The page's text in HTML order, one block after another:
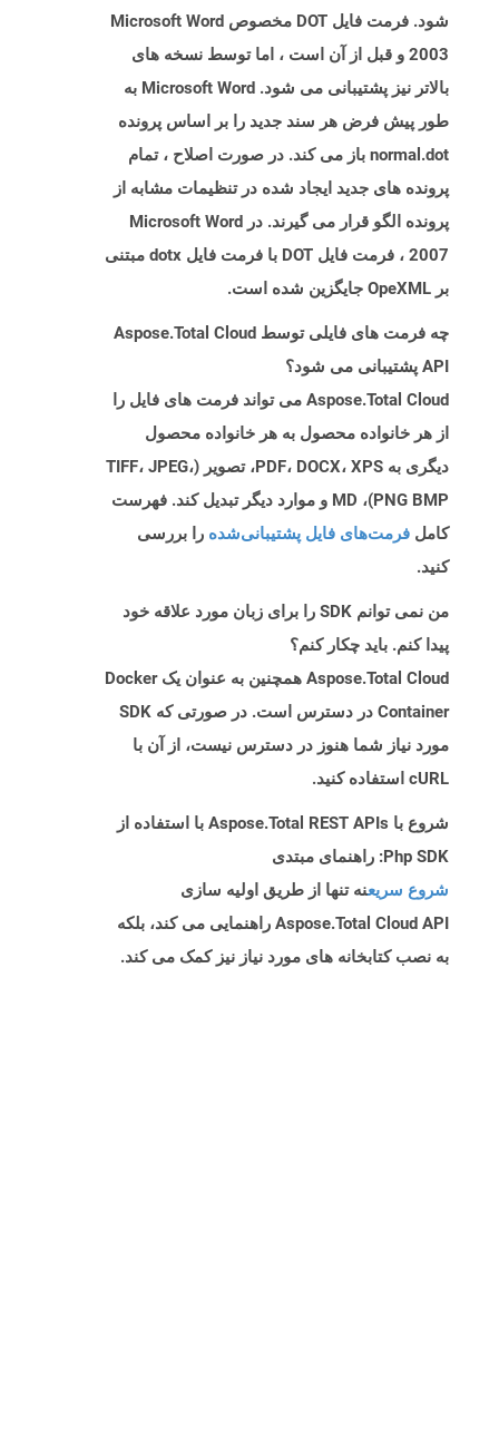
شود. فرمت فایل DOT مخصوص Microsoft Word
2003 و قبل از آن است ، اما توسط نسخه های
بالاتر نیز پشتیبانی می شود. Microsoft Word به
طور پیش فرض هر سند جدید را بر اساس پرونده
normal.dot باز می کند. در صورت اصلاح ، تمام
پرونده های جدید ایجاد شده در تنظیمات مشابه از
پرونده الگو قرار می گیرند. در Microsoft Word
2007 ، فرمت فایل DOT با فرمت فایل dotx مبتنی
بر OpeXML جایگزین شده است.
چه فرمت های فایلی توسط Aspose.Total Cloud
API پشتیبانی می شود؟
Aspose.Total Cloud می تواند فرمت های فایل را
از هر خانواده محصول به هر خانواده محصول
دیگری به PDF، DOCX، XPS، تصویر (TIFF، JPEG،
PNG BMP)، MD و موارد دیگر تبدیل کند. فهرست
کامل فرمت‌های فایل پشتیبانی‌شده را بررسی
کنید.
من نمی توانم SDK را برای زبان مورد علاقه خود
پیدا کنم. باید چکار کنم؟
Aspose.Total Cloud همچنین به عنوان یک Docker
Container در دسترس است. در صورتی که SDK
مورد نیاز شما هنوز در دسترس نیست، از آن با
cURL استفاده کنید.
شروع با Aspose.Total REST APIs با استفاده از
Php SDK: راهنمای مبتدی
شروع سریعنه تنها از طریق اولیه سازی
Aspose.Total Cloud API راهنمایی می کند، بلکه
به نصب کتابخانه های مورد نیاز نیز کمک می کند.